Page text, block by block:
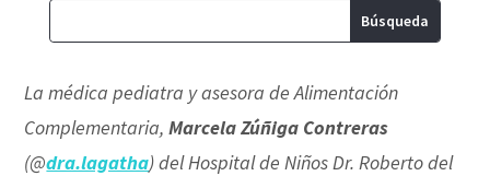
La médica pediatra y asesora de Alimentación
Complementaria,Marcela Zúñiga Contreras
(@dra.lagatha) del Hospital de Niños Dr. Roberto del